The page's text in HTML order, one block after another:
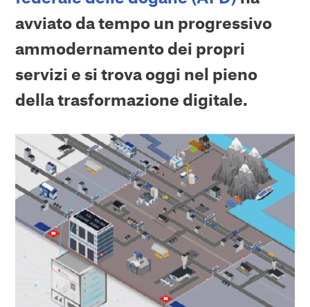
avviato da tempo un progressivo
ammodernamento dei propri
servizi e si trova oggi nel pieno
della trasformazione digitale.